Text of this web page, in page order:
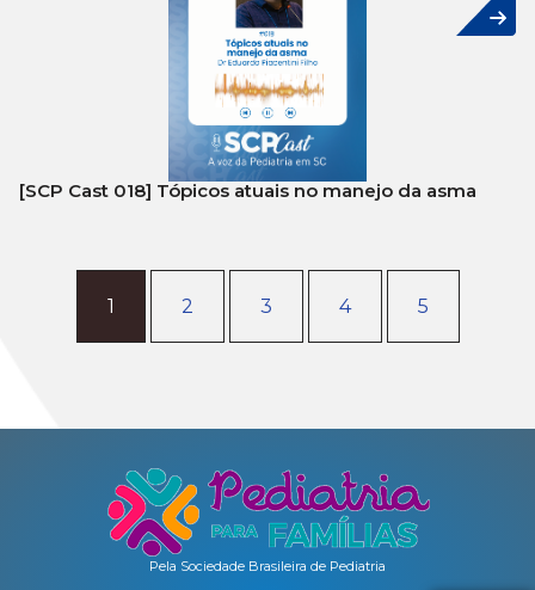
[SCP Cast 018] Tópicos atuais no manejo da asma
1 2 3 4 5
Pela Sociedade Brasileira de Pediatria